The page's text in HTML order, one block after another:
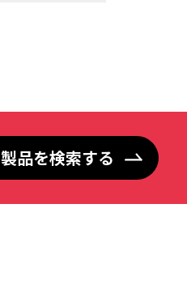
製品を検索する